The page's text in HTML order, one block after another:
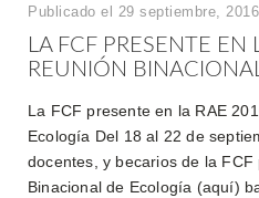
Publicado el 29 septiembre, 2016
LA FCF PRESENTE EN
REUNIÓN
La FCF presente en la RAE
Ecología Del 18 al 22 de
docentes, y becarios de la
Binacional de Ecología (aquí)